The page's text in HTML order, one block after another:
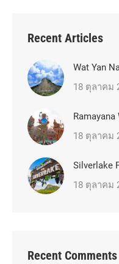
Recent Articles
Wat Yan
18 ตุลาคม
Ramayana
18 ตุลาคม
Silverlake
18 ตุลาคม
Recent Comments